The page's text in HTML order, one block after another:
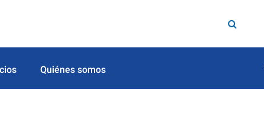
Quiénes somos